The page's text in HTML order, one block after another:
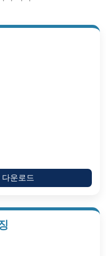
운로드